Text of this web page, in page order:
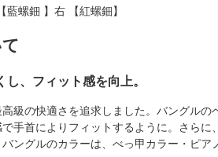
藍螺鈿 】右 【紅螺鈿】
、フィット感を向上。
級の快適さを追求しました。バングル
手首によりフィットするように。さら
ングルのカラーは、べっ甲カラー・ピ